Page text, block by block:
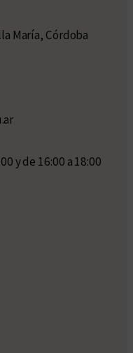
María, Córdoba
y de 16:00 a 18:00